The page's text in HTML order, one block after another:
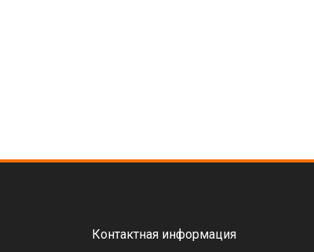
Контактная информация